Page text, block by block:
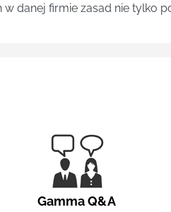
danej firmie zasad nie tylko
Gamma Q&A